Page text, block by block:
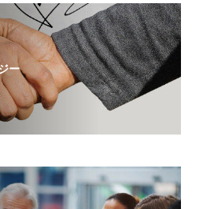
ー